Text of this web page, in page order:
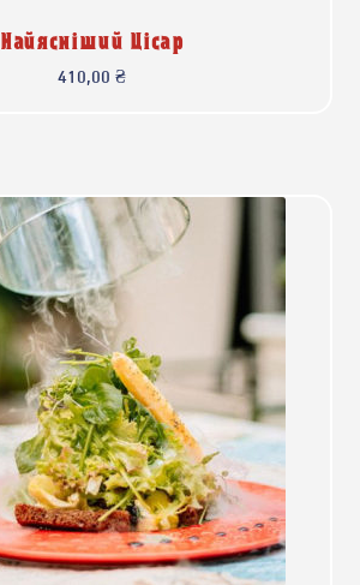
Найясніший Цісар
410,00 ₴